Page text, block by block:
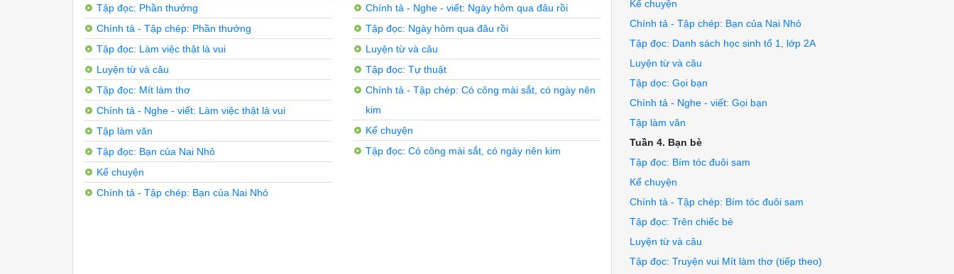
Tập đọc: Phần thưởng
Chính tả - Tập chép: Phần thưởng
Tập đọc: Làm việc thật là vui
Luyện từ và câu
Tập đọc: Mít làm thơ
Chính tả - Nghe - viết: Làm việc thật là vui
Tập làm văn
Tập đọc: Bạn của Nai Nhỏ
Kể chuyện
Chính tả - Tập chép: Bạn của Nai Nhỏ
Chính tả - Nghe - viết: Ngày hôm qua đâu rồi
Tập đọc: Ngày hôm qua đâu rồi
Luyện từ và câu
Tập đọc: Tự thuật
Chính tả - Tập chép: Có công mài sắt, có ngày nên
kim
Kể chuyện
Tập đọc: Có công mài sắt, có ngày nên kim
Kể chuyện
Chính tả - Tập chép: Bạn của Nai Nhỏ
Tập đọc: Danh sách học sinh tổ 1, lớp 2A
Luyện từ và câu
Tập dọc: Gọi bạn
Chính tả - Nghe - viết: Gọi bạn
Tập làm văn
Tuần 4. Bạn bè
Tập đọc: Bím tóc đuôi sam
Kể chuyện
Chính tả - Tập chép: Bím tóc đuôi sam
Tập đọc: Trên chiếc bè
Luyện từ và câu
Tập đọc: Truyện vui Mít làm thơ (tiếp theo)